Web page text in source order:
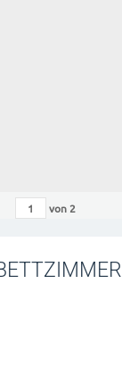
von 2